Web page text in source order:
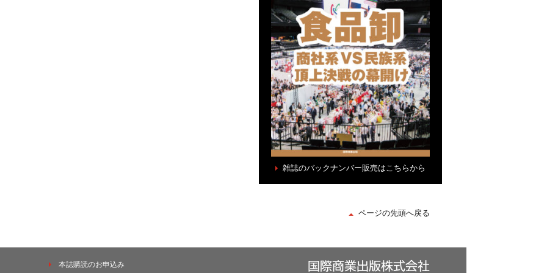
雑誌のバックナンバー販売はこちらから
ページの先頭へ戻る
本誌購読のお申込み